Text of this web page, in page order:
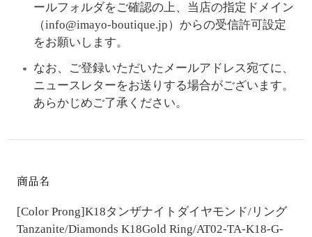
ールフォルダをご確認の上、当店の指定ドメイン
（info@imayo-boutique.jp）からの受信許可設定
をお願いします。
なお、ご登録いただいたメールアドレス宛てに、
ニュースレターをお送りする場合がございます。
あらかじめご了承ください。
商品名
[Color Prong]K18タンザナイトダイヤモンド/リング
Tanzanite/Diamonds K18Gold Ring/AT02-TA-K18-G-